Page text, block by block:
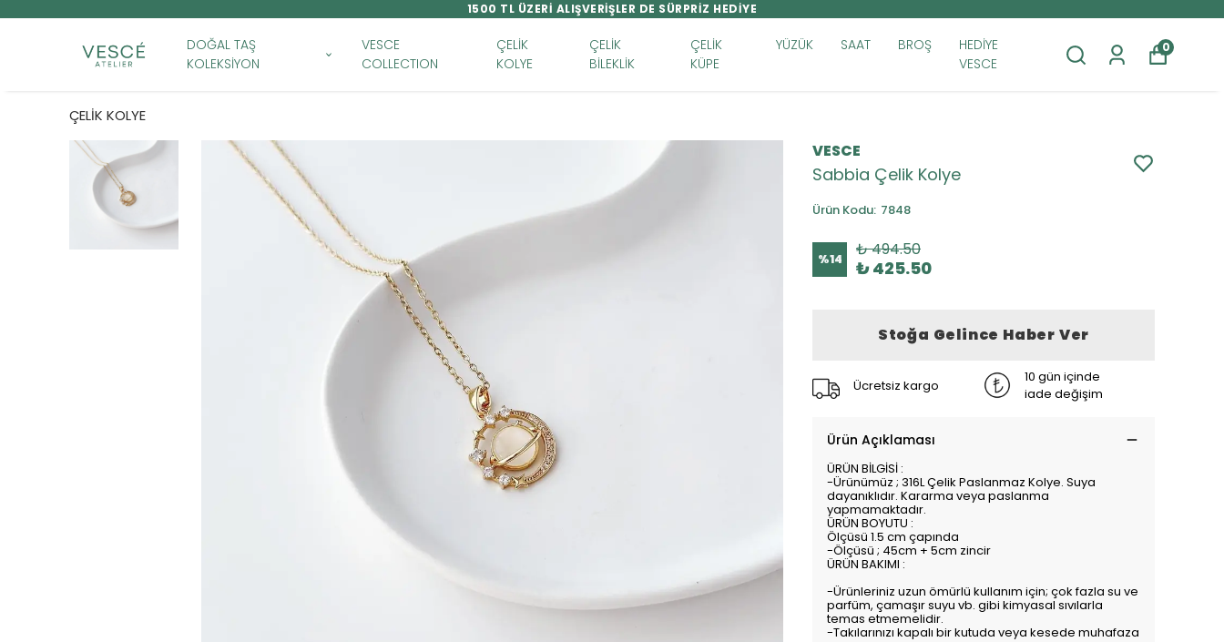
1500 TL ÜZERİ ALIŞVERİŞLER DE SÜRPRİZ HEDİYE
DOĞAL TAŞ
KOLEKSİYON
VESCE
COLLECTION
ÇELİK
KOLYE
ÇELİK
BİLEKLİK
ÇELİK
KÜPE
YÜZÜK SAAT BROŞ
HEDİYE
VESCE
0
ÇELİK KOLYE
VESCE
Sabbia Çelik Kolye
Ürün Kodu: 7848
%14 ₺ 494.50
₺ 425.50
Stoğa Gelince Haber Ver
Ücretsiz kargo
10 gün içinde
iade değişim
Ürün Açıklaması
ÜRÜN BİLGİSİ :
-Ürünümüz ; 316L Çelik Paslanmaz Kolye. Suya
dayanıklıdır. Kararma veya paslanma
yapmamaktadır.
ÜRÜN BOYUTU :
Ölçüsü 1.5 cm çapında
-Ölçüsü ; 45cm + 5cm zincir
ÜRÜN BAKIMI :
-Ürünleriniz uzun ömürlü kullanım için; çok fazla su ve
parfüm, çamaşır suyu vb. gibi kimyasal sıvılarla
temas etmemelidir.
-Takılarınızı kapalı bir kutuda veya kesede muhafaza